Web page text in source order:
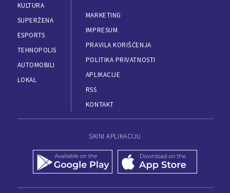
KULTURA
SUPERŽENA
ESPORTS
TEHNOPOLIS
AUTOMOBILI
LOKAL
MARKETING
IMPRESUM
PRAVILA KORIŠĆENJA
POLITIKA PRIVATNOSTI
APLIKACIJE
RSS
KONTAKT
SKINI APLIKACIJU